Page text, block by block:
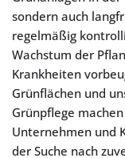
sondern auch
regelmäßig
Wachstum der
Krankheiten
Grünflächen und
Grünpflege
Unternehmen und
der Suche nach